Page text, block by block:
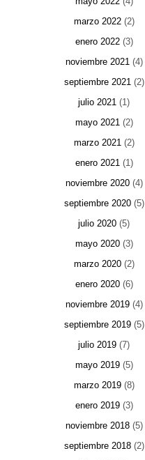
marzo 2022(2)
enero 2022(3)
noviembre 2021(4)
septiembre 2021(2)
julio 2021 (1)
mayo 2021(2)
marzo 2021(2)
enero 2021(1)
noviembre 2020(4)
septiembre 2020(5)
julio 2020 (5)
mayo 2020(3)
marzo 2020(2)
enero 2020(6)
noviembre 2019(4)
septiembre 2019(5)
julio 2019 (7)
mayo 2019(5)
marzo 2019(8)
enero 2019(3)
noviembre 2018(5)
septiembre 2018(2)